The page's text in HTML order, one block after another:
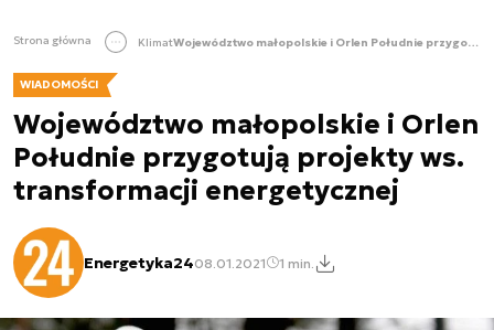
Strona główna Klimat Województwo małopolskie i Orlen Południe przygotują projekty ws. transformacji energetycznej
WIADOMOŚCI
Województwo małopolskie i Orlen
Południe przygotują projekty ws.
transformacji energetycznej
Energetyka2408.01.2021 1 min.